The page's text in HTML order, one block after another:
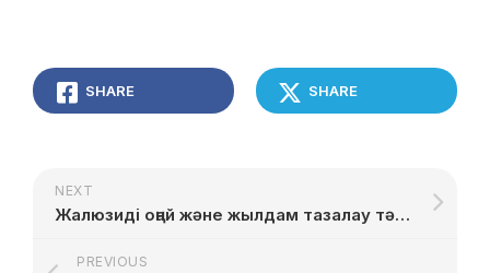
SHARE SHARE
NEXT
Жалюзиді оңай және жылдам тазалау тәсілдері
PREVIOUS